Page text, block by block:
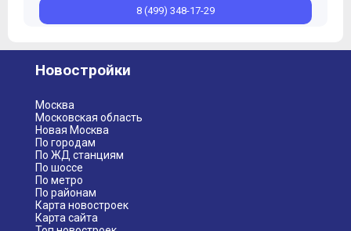
8 (499) 348-17-29
Новостройки
Москва
Московская область
Новая Москва
По городам
По ЖД станциям
По шоссе
По метро
По районам
Карта новостроек
Карта сайта